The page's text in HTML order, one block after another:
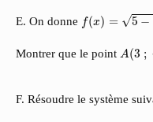
E. On donne f(x) = √5 −
f(x = −x−1
Montrer que le point A (3 ;
A (3
F. Résoudre le système